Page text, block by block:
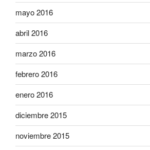
mayo 2016
abril 2016
marzo 2016
febrero 2016
enero 2016
diciembre 2015
noviembre 2015